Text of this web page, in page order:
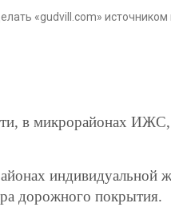
«gudvill.com» источником
в микрорайонах ИЖС,
индивидуальной
дорожного покрытия.